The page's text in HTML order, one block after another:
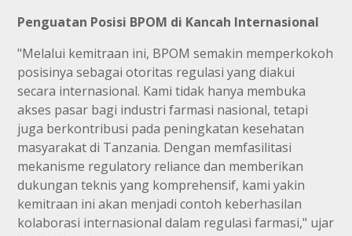
Penguatan Posisi BPOM di Kancah Internasional
"Melalui kemitraan ini, BPOM semakin memperkokoh
posisinya sebagai otoritas regulasi yang diakui
secara internasional. Kami tidak hanya membuka
akses pasar bagi industri farmasi nasional, tetapi
juga berkontribusi pada peningkatan kesehatan
masyarakat di Tanzania. Dengan memfasilitasi
mekanisme regulatory reliance dan memberikan
dukungan teknis yang komprehensif, kami yakin
kemitraan ini akan menjadi contoh keberhasilan
kolaborasi internasional dalam regulasi farmasi," ujar